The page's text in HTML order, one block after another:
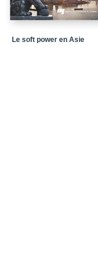
Le soft power en Asie